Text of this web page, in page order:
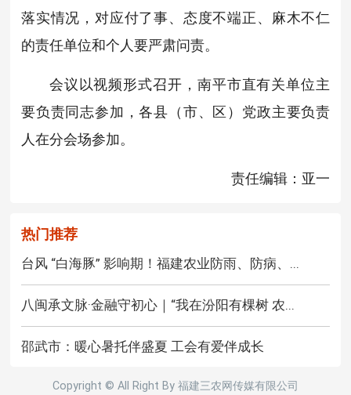
落实情况，对应付了事、态度不端正、麻木不仁
的责任单位和个人要严肃问责。
会议以视频形式召开，南平市直有关单位主
要负责同志参加，各县（市、区）党政主要负责
人在分会场参加。
责任编辑：亚一
热门推荐
台风 “白海豚” 影响期！福建农业防雨、防病、...
八闽承文脉·金融守初心｜“我在汾阳有棵树 农...
邵武市：暖心暑托伴盛夏 工会有爱伴成长
Copyright © All Right By 福建三农网传媒有限公司